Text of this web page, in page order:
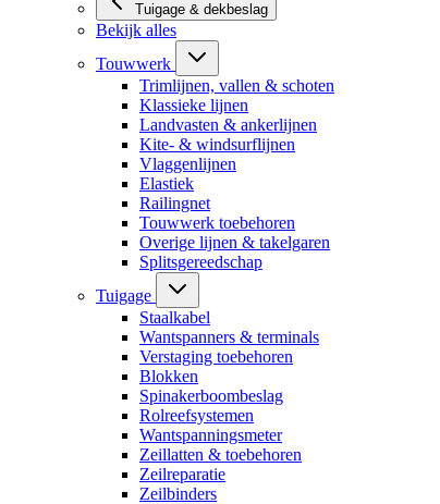
Tuigage & dekbeslag
Bekijk alles
Touwwerk
Trimlijnen, vallen & schoten
Klassieke lijnen
Landvasten & ankerlijnen
Kite- & windsurflijnen
Vlaggenlijnen
Elastiek
Railingnet
Touwwerk toebehoren
Overige lijnen & takelgaren
Splitsgereedschap
Tuigage
Staalkabel
Wantspanners & terminals
Verstaging toebehoren
Blokken
Spinakerboombeslag
Rolreefsystemen
Wantspanningsmeter
Zeillatten & toebehoren
Zeilreparatie
Zeilbinders